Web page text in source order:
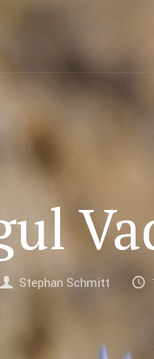
Stephan Schmitt